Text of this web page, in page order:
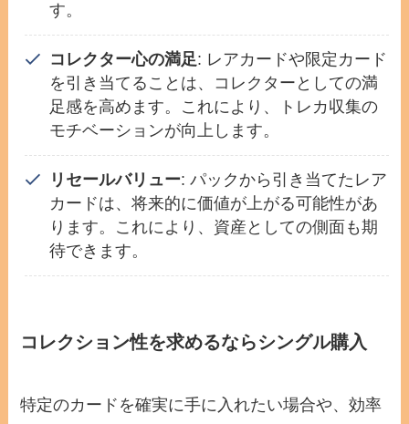
す。
コレクター心の満足: レアカードや限定カード
を引き当てることは、コレクターとしての満
足感を高めます。これにより、トレカ収集の
モチベーションが向上します。
リセールバリュー: パックから引き当てたレア
カードは、将来的に価値が上がる可能性があ
ります。これにより、資産としての側面も期
待できます。
コレクション性を求めるならシングル購入
特定のカードを確実に手に入れたい場合や、効率